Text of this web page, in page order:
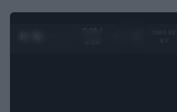
0:29 /